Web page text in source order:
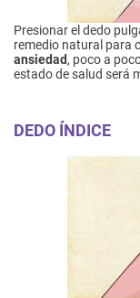
Presionar el dedo
remedio natural para
ansiedad, poco a
estado de salud será
DEDO ÍNDICE